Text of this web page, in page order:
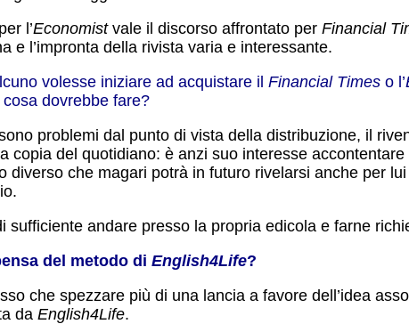
l’Economistvale il discorso affrontato per Financial
e l’impronta della rivista varia e interessante.
volesse iniziare ad acquistare il Financial Times o l’
dovrebbe fare?
problemi dal punto di vista della distribuzione, il
copia del quotidiano: è anzi suo interesse
diverso che magari potrà in futuro rivelarsi anche per
sufficiente andare presso la propria edicola e farne
del metodo di English4Life?
che spezzare più di una lancia a favore dell’idea
da English4Life.